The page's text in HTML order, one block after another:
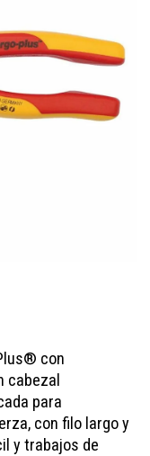
con
cabezal
para
con filo largo y
y trabajos de